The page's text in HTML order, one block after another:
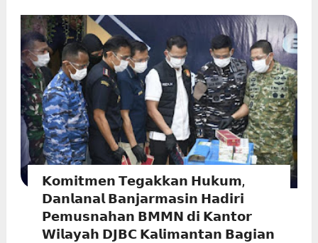
𝗞𝗼𝗺𝗶𝘁𝗺𝗲𝗻 𝗧𝗲𝗴𝗮𝗸𝗸𝗮𝗻 𝗛𝘂𝗸𝘂𝗺,
𝗗𝗮𝗻𝗹𝗮𝗻𝗮𝗹 𝗕𝗮𝗻𝗷𝗮𝗿𝗺𝗮𝘀𝗶𝗻 𝗛𝗮𝗱𝗶𝗿𝗶
𝗣𝗲𝗺𝘂𝘀𝗻𝗮𝗵𝗮𝗻 𝗕𝗠𝗠𝗡 𝗱𝗶 𝗞𝗮𝗻𝘁𝗼𝗿
𝗪𝗶𝗹𝗮𝘆𝗮𝗵 𝗗𝗝𝗕𝗖 𝗞𝗮𝗹𝗶𝗺𝗮𝗻𝘁𝗮𝗻 𝗕𝗮𝗴𝗶𝗮𝗻